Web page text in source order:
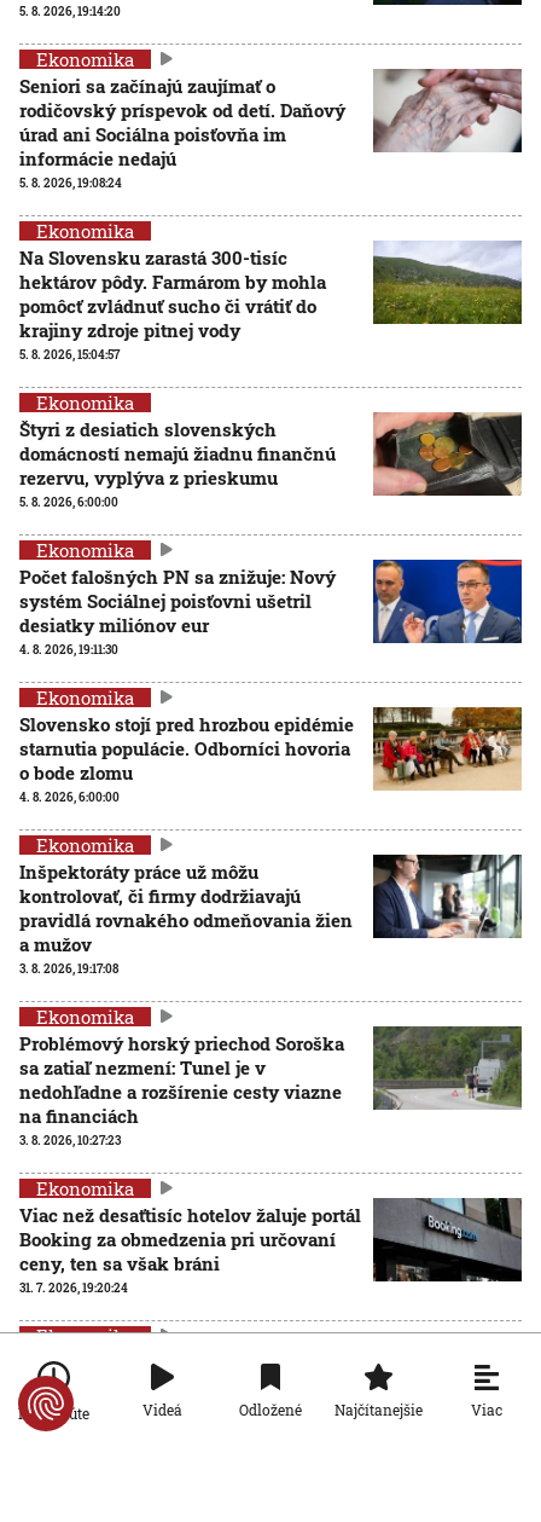
5. 8. 2026, 19:14:20
Ekonomika
Seniori sa začínajú zaujímať o
rodičovský príspevok od detí. Daňový
úrad ani Sociálna poisťovňa im
informácie nedajú
5. 8. 2026, 19:08:24
Ekonomika
Na Slovensku zarastá 300-tisíc
hektárov pôdy. Farmárom by mohla
pomôcť zvládnuť sucho či vrátiť do
krajiny zdroje pitnej vody
5. 8. 2026, 15:04:57
Ekonomika
Štyri z desiatich slovenských
domácností nemajú žiadnu finančnú
rezervu, vyplýva z prieskumu
5. 8. 2026, 6:00:00
Ekonomika
Počet falošných PN sa znižuje: Nový
systém Sociálnej poisťovni ušetril
desiatky miliónov eur
4. 8. 2026, 19:11:30
Ekonomika
Slovensko stojí pred hrozbou epidémie
starnutia populácie. Odborníci hovoria
o bode zlomu
4. 8. 2026, 6:00:00
Ekonomika
Inšpektoráty práce už môžu
kontrolovať, či firmy dodržiavajú
pravidlá rovnakého odmeňovania žien
a mužov
3. 8. 2026, 19:17:08
Ekonomika
Problémový horský priechod Soroška
sa zatiaľ nezmení: Tunel je v
nedohľadne a rozšírenie cesty viazne
na financiách
3. 8. 2026, 10:27:23
Ekonomika
Viac než desaťtisíc hotelov žaluje portál
Booking za obmedzenia pri určovaní
ceny, ten sa však bráni
31. 7. 2026, 19:20:24
Ekonomika
Plyn zlacnel, domácnosti by zaň mohli
platiť menej. Isté to však nie je
31. 7. 2026, 19:15:31
Po minúte Videá Odložené Najčítanejšie Viac